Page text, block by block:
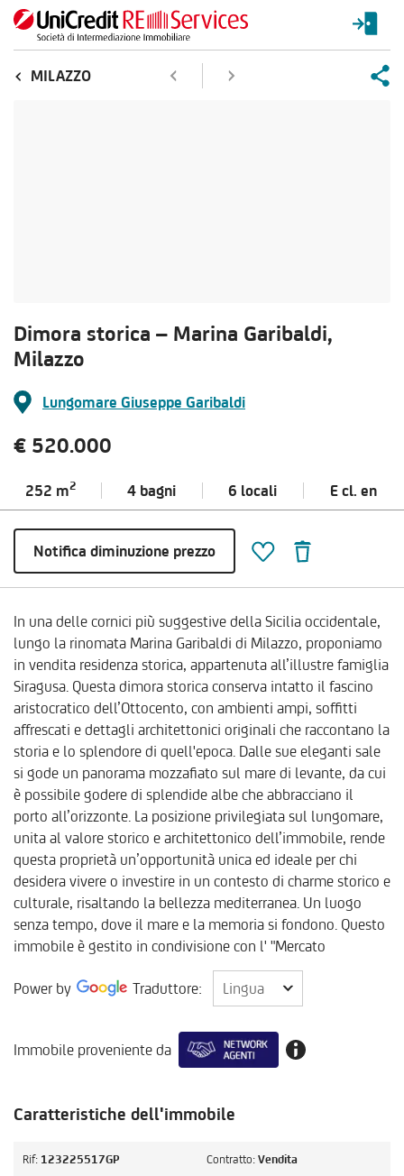
MILAZZO
Dimora storica – Marina Garibaldi,
Milazzo
Lungomare Giuseppe Garibaldi
€ 520.000
252 m2 4 bagni 6 locali E cl. en
Notifica diminuzione prezzo
In una delle cornici più suggestive della Sicilia occidentale,
lungo la rinomata Marina Garibaldi di Milazzo, proponiamo
in vendita residenza storica, appartenuta all’illustre famiglia
Siragusa. Questa dimora storica conserva intatto il fascino
aristocratico dell’Ottocento, con ambienti ampi, soffitti
affrescati e dettagli architettonici originali che raccontano la
storia e lo splendore di quell'epoca. Dalle sue eleganti sale
si gode un panorama mozzafiato sul mare di levante, da cui
è possibile godere di splendide albe che abbracciano il
porto all’orizzonte. La posizione privilegiata sul lungomare,
unita al valore storico e architettonico dell’immobile, rende
questa proprietà un’opportunità unica ed ideale per chi
desidera vivere o investire in un contesto di charme storico e
culturale, risaltando la bellezza mediterranea. Un luogo
senza tempo, dove il mare e la memoria si fondono. Questo
immobile è gestito in condivisione con l' "Mercato
Power by Traduttore: Lingua
Lingua
Immobile proveniente da
Caratteristiche dell'immobile
Rif: 123225517GP Contratto: Vendita